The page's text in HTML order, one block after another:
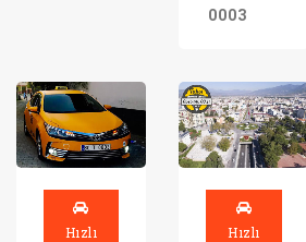
0003
Hızlı
Hızlı